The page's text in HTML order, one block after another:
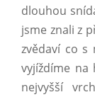
dlouhou
jsme znali z
zvědaví co s
vyjíždíme na
nejvyšší